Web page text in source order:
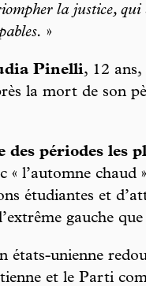
la justice,
»
Pinelli, 12
la mort de son
périodes les
« l’automne chaud
étudiantes et
gauche
états-unienne
et le Parti